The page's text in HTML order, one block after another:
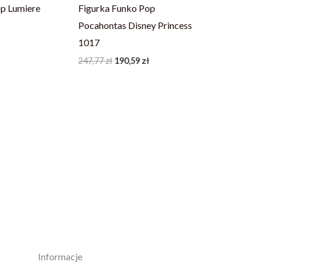
Lumiere
Figurka Funko Pop
Pocahontas Disney Princess
1017
247,77zł 190,59 zł
Informacje